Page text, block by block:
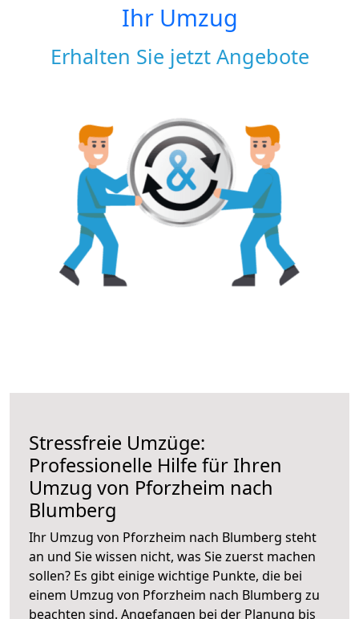
Ihr Umzug
Erhalten Sie jetzt Angebote
Stressfreie Umzüge:
Professionelle Hilfe für Ihren
Umzug von Pforzheim nach
Blumberg
Ihr Umzug von Pforzheim nach Blumberg steht
an und Sie wissen nicht, was Sie zuerst machen
sollen? Es gibt einige wichtige Punkte, die bei
einem Umzug von Pforzheim nach Blumberg zu
beachten sind. Angefangen bei der Planung bis